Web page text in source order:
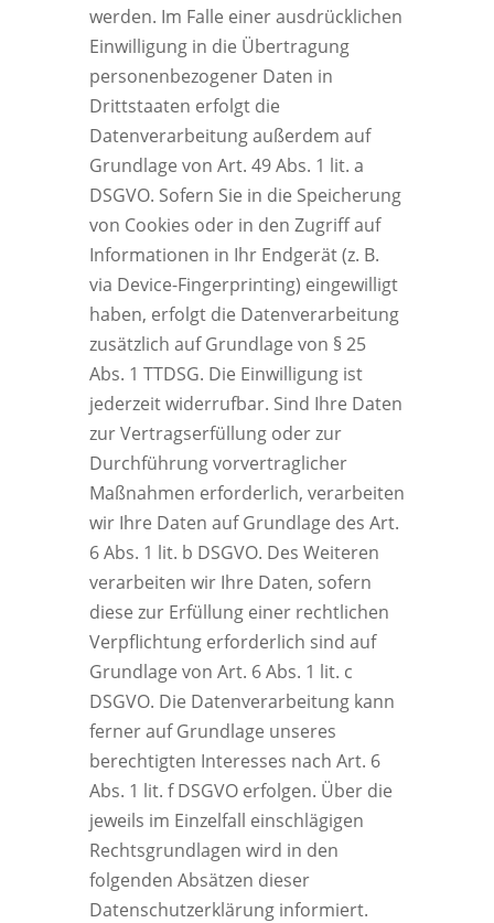
werden. Im Falle einer ausdrücklichen
Einwilligung in die Übertragung
personenbezogener Daten in
Drittstaaten erfolgt die
Datenverarbeitung außerdem auf
Grundlage von Art. 49 Abs. 1 lit. a
DSGVO. Sofern Sie in die Speicherung
von Cookies oder in den Zugriff auf
Informationen in Ihr Endgerät (z. B.
via Device-Fingerprinting) eingewilligt
haben, erfolgt die Datenverarbeitung
zusätzlich auf Grundlage von § 25
Abs. 1 TTDSG. Die Einwilligung ist
jederzeit widerrufbar. Sind Ihre Daten
zur Vertragserfüllung oder zur
Durchführung vorvertraglicher
Maßnahmen erforderlich, verarbeiten
wir Ihre Daten auf Grundlage des Art.
6 Abs. 1 lit. b DSGVO. Des Weiteren
verarbeiten wir Ihre Daten, sofern
diese zur Erfüllung einer rechtlichen
Verpflichtung erforderlich sind auf
Grundlage von Art. 6 Abs. 1 lit. c
DSGVO. Die Datenverarbeitung kann
ferner auf Grundlage unseres
berechtigten Interesses nach Art. 6
Abs. 1 lit. f DSGVO erfolgen. Über die
jeweils im Einzelfall einschlägigen
Rechtsgrundlagen wird in den
folgenden Absätzen dieser
Datenschutzerklärung informiert.